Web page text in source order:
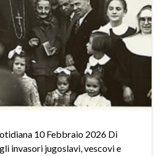
10 Febbraio 2026 Di
invasori jugoslavi, vescovi e